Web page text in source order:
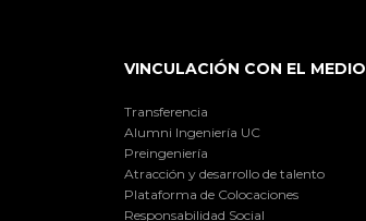
VINCULACIÓN CON EL MEDIO
Transferencia
Alumni Ingeniería UC
Preingeniería
Atracción y desarrollo de talento
Plataforma de Colocaciones
Responsabilidad Social